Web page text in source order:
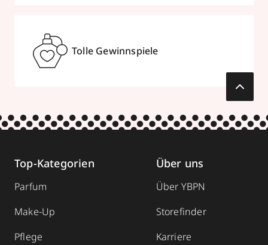
Tolle Gewinnspiele
Top-Kategorien
Parfum
Make-Up
Pflege
Über uns
Über YBPN
Storefinder
Karriere